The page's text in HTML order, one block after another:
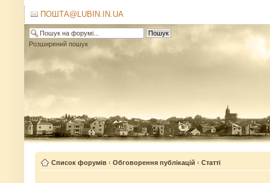
ПОШТА@LUBIN.IN.UA
Розширений пошук
Список форумів ‹ Обговорення публікацій ‹ Статті